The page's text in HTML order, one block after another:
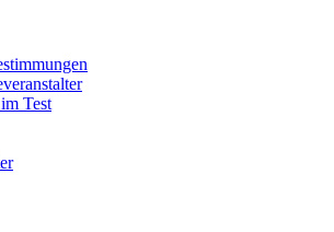
Test